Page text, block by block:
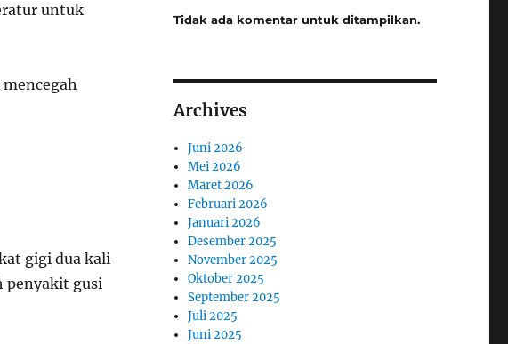
untuk
gigi dua kali
penyakit gusi
Tidak ada komentar untuk ditampilkan.
Archives
Juni 2026
Mei 2026
Maret 2026
Februari 2026
Januari 2026
Desember 2025
November 2025
Oktober 2025
September 2025
Juli 2025
Juni 2025